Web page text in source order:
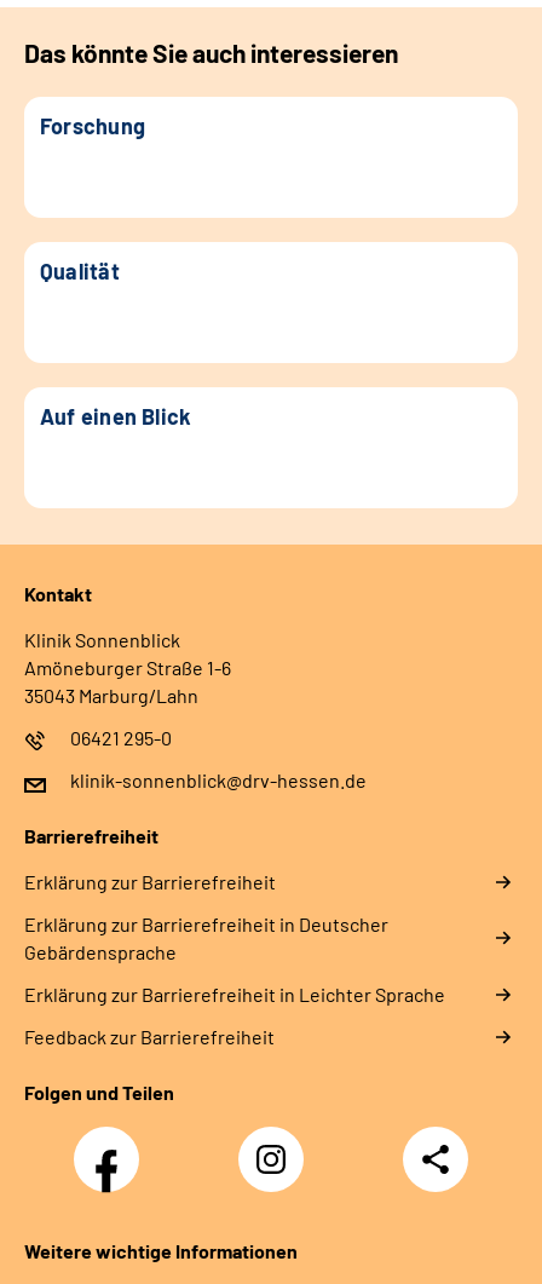
Das könnte Sie auch interessieren
Forschung
Qualität
Auf einen Blick
Kontakt
Klinik Sonnenblick
Amöneburger Straße 1-6
35043 Marburg/Lahn
06421 295-0
klinik-sonnenblick@drv-hessen.de
Barrierefreiheit
Erklärung zur Barrierefreiheit
Erklärung zur Barrierefreiheit in Deutscher
Gebärdensprache
Erklärung zur Barrierefreiheit in Leichter Sprache
Feedback zur Barrierefreiheit
Folgen und Teilen
Facebook
Klinik
Sonnenblick
Instagram
Klinik
Sonnenblick
Teilen
Weitere wichtige Informationen